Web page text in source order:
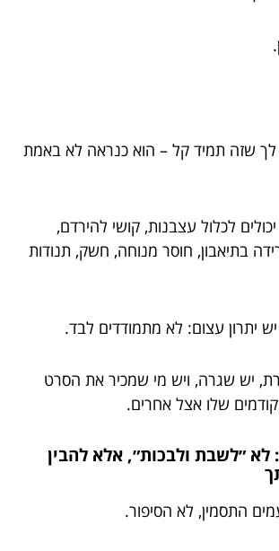
לך שזה תמיד קל – הוא כנראה לא באמת
לכלול עצבנות, קושי להירדם,
בתיאבון, חוסר מנוחה, חשק, תנודות
יתרון עצום: לא מתמודדים לבד.
יש שגרה, ויש מי שמכיר את הסרט
שלו אצל אחרים.
לא ״לשבת ולבכות״, אלא להבין
התסמין, לא הסיפור.